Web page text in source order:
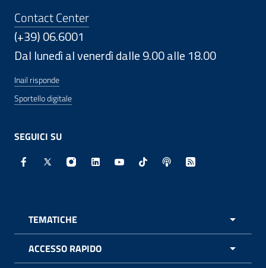
Contact Center
(+39) 06.6001
Dal lunedì al venerdì dalle 9.00 alle 18.00
Inail risponde
Sportello digitale
SEGUICI SU
Facebook - Sito esterno - Apertura in nuova finestra
X - Sito esterno - Apertura in nuova finestra
Instagram - Sito esterno - Apertura in
Linkedin - Sito esterno - Apertura in
Youtube - Sito esterno -
TikTok - Sito esterno -
Spreaker - Sito
Feed RSS -
TEMATICHE
ACCESSO RAPIDO